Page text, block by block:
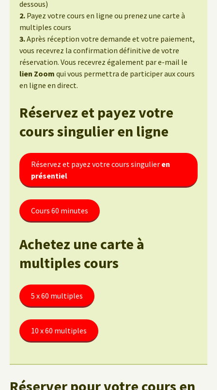
dessous)
2. Payez votre cours en ligne ou prenez une carte à
multiples cours
3.Après réception votre demande et votre paiement,
vous recevrez la confirmation définitive de votre
réservation. Vous recevrez également par e-mail le
lien Zoom qui vous permettra de participer aux cours
en ligne en direct.
Réservez et payez votre
cours singulieren ligne
Réservez et payez votre cours singulier en
présentiel
Cours 60 minutes
Achetez une carte à
multiples cours
5 x 60 multiples
10 x 60 multiples
Réserver pour votre cours en